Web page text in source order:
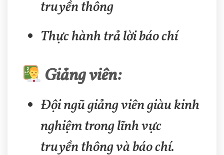
truyền thông
Thực hành trả lời báo chí
Giảng viên:
Đội ngũ giảng viên giàu kinh
nghiệm trong lĩnh vực
truyền thông và báo chí.